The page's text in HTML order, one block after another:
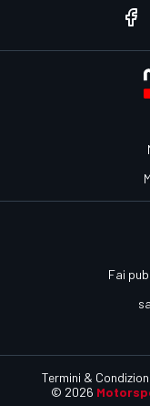
Fai
© 2026
Termini & Condizioni